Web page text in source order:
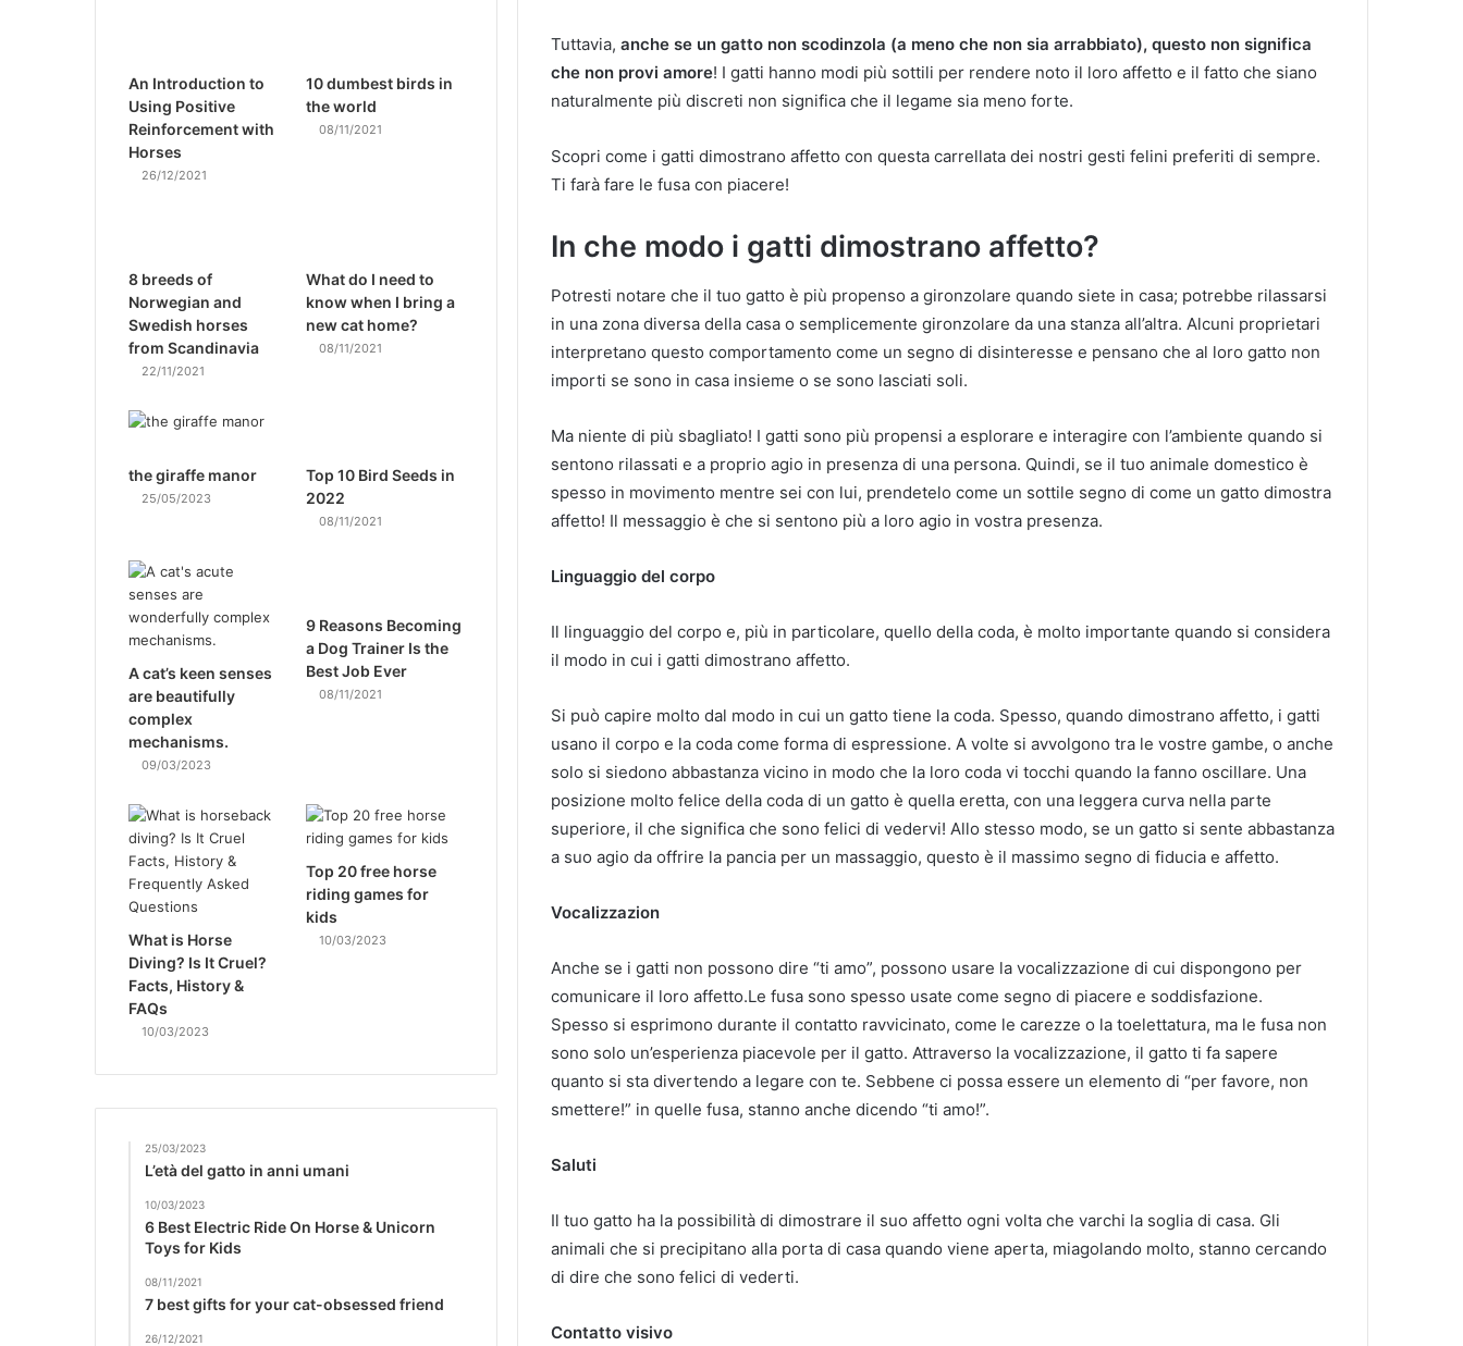
Tuttavia, anche se un gatto non scodinzola (a meno che non sia arrabbiato), questo non significa
che non provi amore! I gatti hanno modi più sottili per rendere noto il loro affetto e il fatto che siano
naturalmente più discreti non significa che il legame sia meno forte.
Scopri come i gatti dimostrano affetto con questa carrellata dei nostri gesti felini preferiti di sempre.
Ti farà fare le fusa con piacere!
In che modo i gatti dimostrano affetto?
Potresti notare che il tuo gatto è più propenso a gironzolare quando siete in casa; potrebbe rilassarsi
in una zona diversa della casa o semplicemente gironzolare da una stanza all’altra. Alcuni proprietari
interpretano questo comportamento come un segno di disinteresse e pensano che al loro gatto non
importi se sono in casa insieme o se sono lasciati soli.
Ma niente di più sbagliato! I gatti sono più propensi a esplorare e interagire con l’ambiente quando si
sentono rilassati e a proprio agio in presenza di una persona. Quindi, se il tuo animale domestico è
spesso in movimento mentre sei con lui, prendetelo come un sottile segno di come un gatto dimostra
affetto! Il messaggio è che si sentono più a loro agio in vostra presenza.
Linguaggio del corpo
Il linguaggio del corpo e, più in particolare, quello della coda, è molto importante quando si considera
il modo in cui i gatti dimostrano affetto.
Si può capire molto dal modo in cui un gatto tiene la coda. Spesso, quando dimostrano affetto, i gatti
usano il corpo e la coda come forma di espressione. A volte si avvolgono tra le vostre gambe, o anche
solo si siedono abbastanza vicino in modo che la loro coda vi tocchi quando la fanno oscillare. Una
posizione molto felice della coda di un gatto è quella eretta, con una leggera curva nella parte
superiore, il che significa che sono felici di vedervi! Allo stesso modo, se un gatto si sente abbastanza
a suo agio da offrire la pancia per un massaggio, questo è il massimo segno di fiducia e affetto.
Vocalizzazion
Anche se i gatti non possono dire “ti amo”, possono usare la vocalizzazione di cui dispongono per
comunicare il loro affetto.Le fusa sono spesso usate come segno di piacere e soddisfazione.
Spesso si esprimono durante il contatto ravvicinato, come le carezze o la toelettatura, ma le fusa non
sono solo un’esperienza piacevole per il gatto. Attraverso la vocalizzazione, il gatto ti fa sapere
quanto si sta divertendo a legare con te. Sebbene ci possa essere un elemento di “per favore, non
smettere!” in quelle fusa, stanno anche dicendo “ti amo!”.
Saluti
Il tuo gatto ha la possibilità di dimostrare il suo affetto ogni volta che varchi la soglia di casa. Gli
animali che si precipitano alla porta di casa quando viene aperta, miagolando molto, stanno cercando
di dire che sono felici di vederti.
Contatto visivo
An Introduction to
Using Positive
Reinforcement with
Horses
26/12/2021
10 dumbest birds in
the world
08/11/2021
8 breeds of
Norwegian and
Swedish horses
from Scandinavia
22/11/2021
What do I need to
know when I bring a
new cat home?
08/11/2021
the giraffe manor
25/05/2023
Top 10 Bird Seeds in
2022
08/11/2021
A cat’s keen senses
are beautifully
complex
mechanisms.
09/03/2023
9 Reasons Becoming
a Dog Trainer Is the
Best Job Ever
08/11/2021
What is Horse
Diving? Is It Cruel?
Facts, History &
FAQs
10/03/2023
Top 20 free horse
riding games for
kids
10/03/2023
25/03/2023
L’età del gatto in anni umani
10/03/2023
6 Best Electric Ride On Horse & Unicorn
Toys for Kids
08/11/2021
7 best gifts for your cat-obsessed friend
26/12/2021